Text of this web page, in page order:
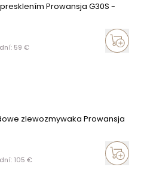
Prowansja G30S -
59 €
zlewozmywaka Prowansja
105 €